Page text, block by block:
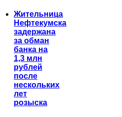
Жительница
Нефтекумска
задержана
за обман
банка на
1,3 млн
рублей
после
нескольких
лет
розыска